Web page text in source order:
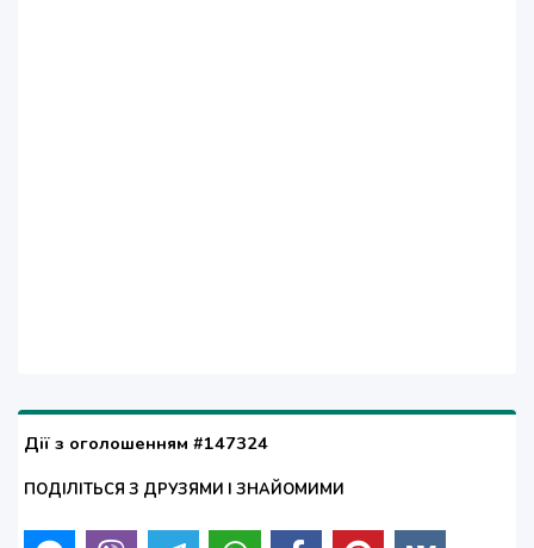
Дії з оголошенням #147324
ПОДІЛІТЬСЯ З ДРУЗЯМИ І ЗНАЙОМИМИ